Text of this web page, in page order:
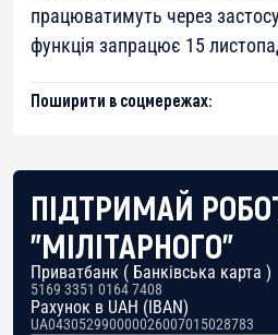
працюватимуть через
функція запрацює 15
Поширити в соцмережах:
ПІДТРИМАЙ
"МІЛІТАРНОГО"
Приватбанк ( Банківська карта )
5169 3351 0164 7408
Рахунок в UAH (IBAN)
UA043052990000026007015028783